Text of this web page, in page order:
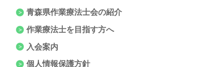
青森県作業療法士会の紹介
作業療法士を目指す方へ
入会案内
個人情報保護方針